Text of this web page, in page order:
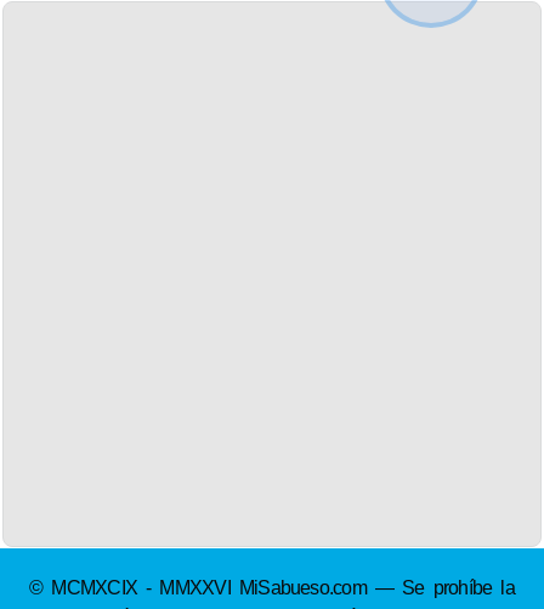
© MCMXCIX - MMXXVI MiSabueso.com — Se prohíbe la